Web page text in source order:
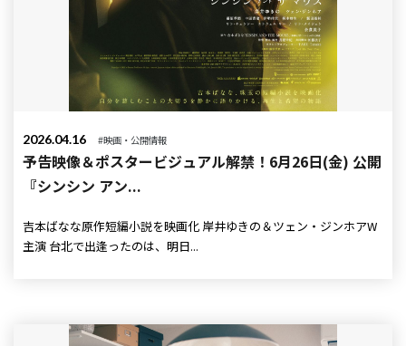
2026.04.16 #映画・公開情報
予告映像＆ポスタービジュアル解禁！6月26日(金) 公開
『シンシン アン...
吉本ばなな原作短編小説を映画化 岸井ゆきの＆ツェン・ジンホアW
主演 台北で出逢ったのは、明日...